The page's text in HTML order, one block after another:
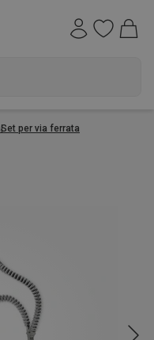
Set per via ferrata